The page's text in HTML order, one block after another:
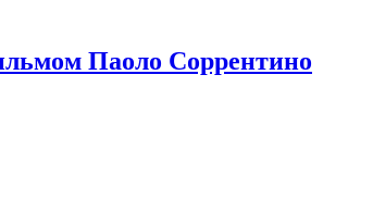
Паоло Соррентино